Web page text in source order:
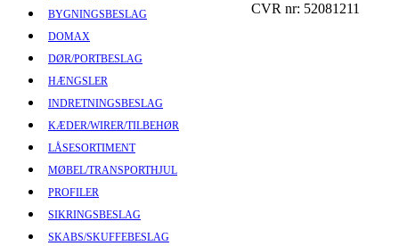
BYGNINGSBESLAG
DOMAX
DØR/PORTBESLAG
HÆNGSLER
INDRETNINGSBESLAG
KÆDER/WIRER/TILBEHØR
LÅSESORTIMENT
MØBEL/TRANSPORTHJUL
PROFILER
SIKRINGSBESLAG
SKABS/SKUFFEBESLAG
CVR nr: 52081211